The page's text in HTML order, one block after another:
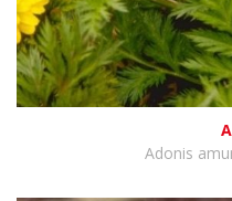
Adonis